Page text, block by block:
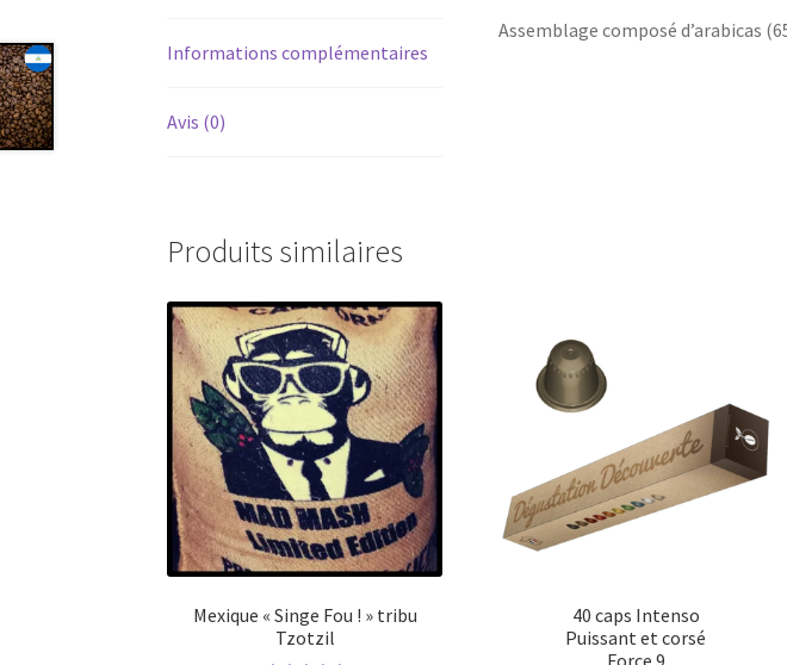
Informations complémentaires
Avis (0)
Assemblage composé d’arabicas
Produits similaires
Mexique « Singe Fou ! » tribu
Tzotzil
40 caps Intenso
Puissant et corsé
Force 9